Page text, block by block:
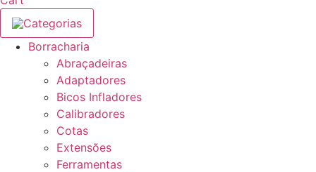
Categorias
Borracharia
Abraçadeiras
Adaptadores
Bicos Infladores
Calibradores
Cotas
Extensões
Ferramentas